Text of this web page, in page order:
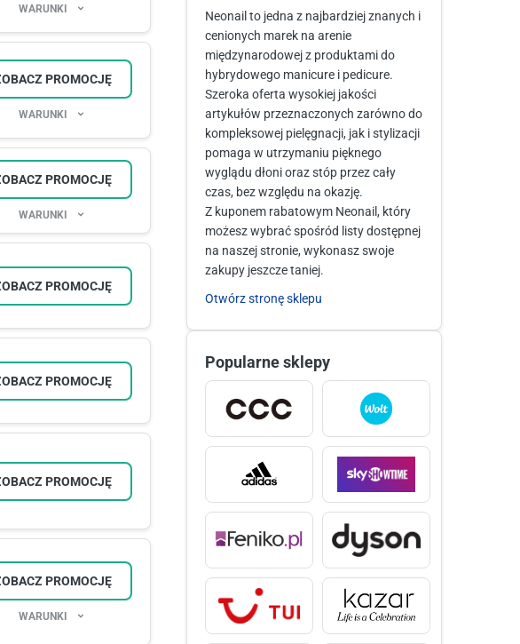
WARUNKI
PROMOCJĘ
WARUNKI
PROMOCJĘ
WARUNKI
PROMOCJĘ
PROMOCJĘ
PROMOCJĘ
PROMOCJĘ
WARUNKI
Neonail to jedna z najbardziej znanych i
cenionych marek na arenie
międzynarodowej z produktami do
hybrydowego manicure i pedicure.
Szeroka oferta wysokiej jakości
artykułów przeznaczonych zarówno do
kompleksowej pielęgnacji, jak i stylizacji
pomaga w utrzymaniu pięknego
wyglądu dłoni oraz stóp przez cały
czas, bez względu na okazję.
Z kuponem rabatowym Neonail, który
możesz wybrać spośród listy dostępnej
na naszej stronie, wykonasz swoje
zakupy jeszcze taniej.
Otwórz stronę sklepu
Popularne sklepy